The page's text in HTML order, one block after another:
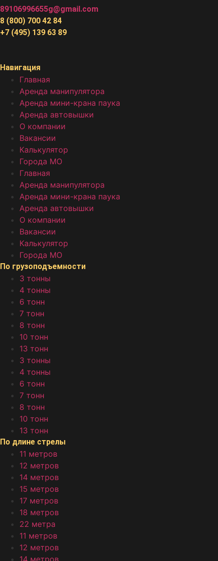
89106996655g@gmail.com
8 (800) 700 42 84
+7 (495) 139 63 89
Навигация
Главная
Аренда манипулятора
Аренда мини-крана паука
Аренда автовышки
О компании
Вакансии
Калькулятор
Города МО
Главная
Аренда манипулятора
Аренда мини-крана паука
Аренда автовышки
О компании
Вакансии
Калькулятор
Города МО
По грузоподъемности
3 тонны
4 тонны
6 тонн
7 тонн
8 тонн
10 тонн
13 тонн
3 тонны
4 тонны
6 тонн
7 тонн
8 тонн
10 тонн
13 тонн
По длине стрелы
11 метров
12 метров
14 метров
15 метров
17 метров
18 метров
22 метра
11 метров
12 метров
14 метров